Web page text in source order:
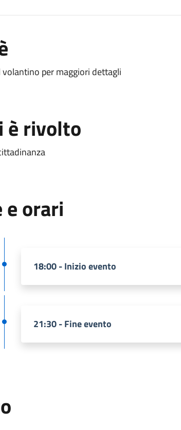
per maggiori dettagli
è rivolto
e orari
18:00 - Inizio evento
21:30 - Fine evento